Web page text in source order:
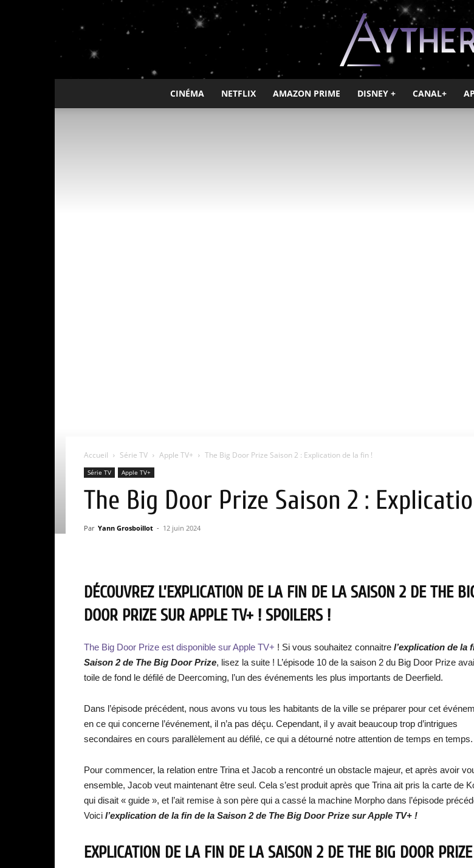
Ayther
CINÉMA NETFLIX AMAZON PRIME DISNEY + CANAL+
Accueil Série TV Apple TV+ The Big Door Prize Saison 2 : Explication de la fin !
Série TV Apple TV+
The Big Door Prize Saison 2 :
Par Yann Grosboillot - 12 juin 2024
DÉCOUVREZ L’EXPLICATION DE LA FIN DE LA SAISON 2 DE THE
DOOR PRIZE SUR APPLE TV+ ! SPOILERS !
The Big Door Prize est disponible sur Apple TV+ ! Si vous souhaitez connaitre l’explication de la
Saison 2 de The Big Door Prize, lisez la suite ! L’épisode 10 de la saison 2 du Big Door Prize
toile de fond le défilé de Deercoming, l’un des événements les plus importants de Deerfield.
Dans l’épisode précédent, nous avons vu tous les habitants de la ville se préparer pour cet
en ce qui concerne l’événement, il n’a pas déçu. Cependant, il y avait beaucoup trop d’intrigues
secondaires en cours parallèlement au défilé, ce qui a détourné notre attention de temps en temps.
Pour commencer, la relation entre Trina et Jacob a rencontré un obstacle majeur, et après avoir
ensemble, Jacob veut maintenant être seul. Cela s’est produit après que Trina ait pris la carte de
qui disait « guide », et l’ait remise à son père qui a cassé la machine Morpho dans l’épisode
Voici l’explication de la fin de la Saison 2 de The Big Door Prize sur Apple TV+ !
EXPLICATION DE LA FIN DE LA SAISON 2 DE THE BIG DOOR PRIZE